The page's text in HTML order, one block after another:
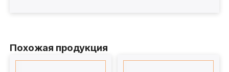
Похожая продукция